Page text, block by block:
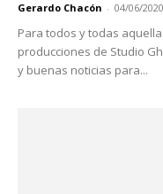
Gerardo Chacón - 04/06/2020
Para todos y todas
producciones de Studio
y buenas noticias para...